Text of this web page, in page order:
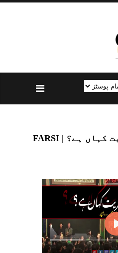
نجات دہندہ بشریت کہاں ہے؟ | FARSI